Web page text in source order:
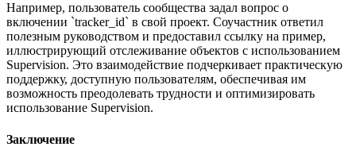
Например, пользователь сообщества задал вопрос о
включении `tracker_id` в свой проект. Соучастник ответил
полезным руководством и предоставил ссылку на пример,
иллюстрирующий отслеживание объектов с использованием
Supervision. Это взаимодействие подчеркивает практическую
поддержку, доступную пользователям, обеспечивая им
возможность преодолевать трудности и оптимизировать
использование Supervision.
Заключение